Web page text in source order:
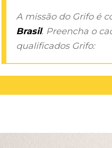
A missão do Grifo é
Brasil. Preencha o
qualificados Grifo: